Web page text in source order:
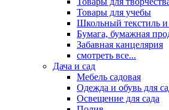
Товары для учебы
Школьный текстиль и
Бумага, бумажная
Забавная канцелярия
смотреть все...
Дача и сад
Мебель садовая
Одежда и обувь для
Освещение для сада